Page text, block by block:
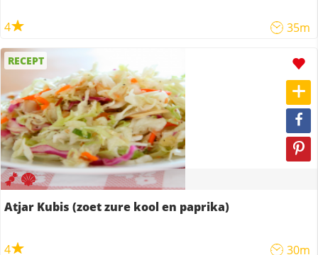
4 35m
RECEPT
Atjar Kubis (zoet zure kool en paprika)
4 30m